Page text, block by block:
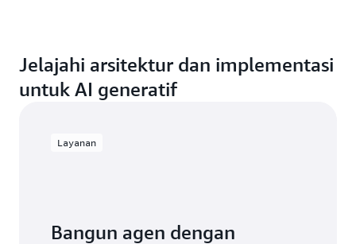
Jelajahi arsitektur dan implementasi
untuk AI generatif
Layanan
Bangun agen dengan